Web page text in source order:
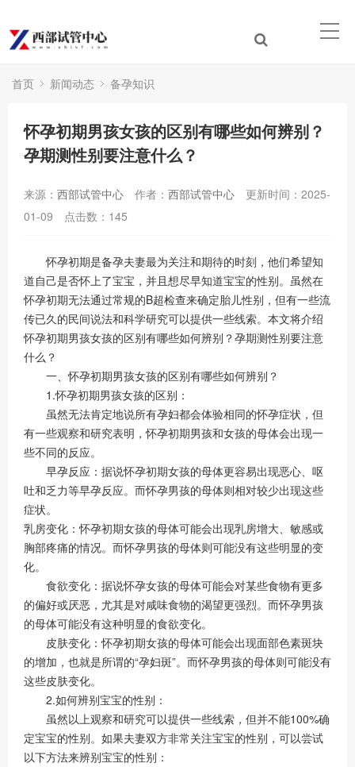
首页 新闻动态 备孕知识
怀孕初期男孩女孩的区别有哪些如何辨别？
孕期测性别要注意什么？
来源： 西部试管中心 作者： 西部试管中心
更新时间：2025-
01-09
点击数： 145
怀孕初期是备孕夫妻最为关注和期待的时刻，他们希望知
道自己是否怀上了宝宝，并且想尽早知道宝宝的性别。虽然在
怀孕初期无法通过常规的B超检查来确定胎儿性别，但有一些流
传已久的民间说法和科学研究可以提供一些线索。本文将介绍
怀孕初期男孩女孩的区别有哪些如何辨别？孕期测性别要注意
什么？
一、怀孕初期男孩女孩的区别有哪些如何辨别？
1.怀孕初期男孩女孩的区别：
虽然无法肯定地说所有孕妇都会体验相同的怀孕症状，但
有一些观察和研究表明，怀孕初期男孩和女孩的母体会出现一
些不同的反应。
早孕反应：据说怀孕初期女孩的母体更容易出现恶心、呕
吐和乏力等早孕反应。而怀孕男孩的母体则相对较少出现这些
症状。
乳房变化：怀孕初期女孩的母体可能会出现乳房增大、敏感或
胸部疼痛的情况。而怀孕男孩的母体则可能没有这些明显的变
化。
食欲变化：据说怀孕女孩的母体可能会对某些食物有更多
的偏好或厌恶，尤其是对咸味食物的渴望更强烈。而怀孕男孩
的母体可能没有这种明显的食欲变化。
皮肤变化：怀孕初期女孩的母体可能会出现面部色素斑块
的增加，也就是所谓的“孕妇斑”。而怀孕男孩的母体则可能没有
这些皮肤变化。
2.如何辨别宝宝的性别：
虽然以上观察和研究可以提供一些线索，但并不能100%确
定宝宝的性别。如果夫妻双方非常关注宝宝的性别，可以尝试
以下方法来辨别宝宝的性别：